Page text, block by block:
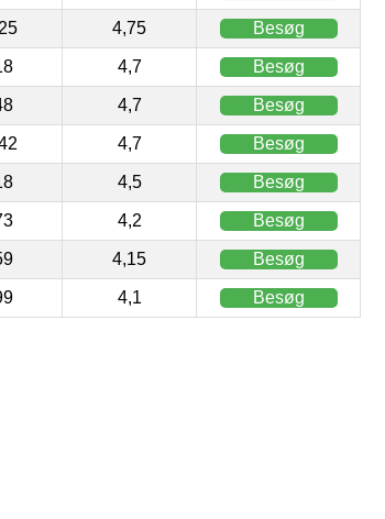
4,75 Besøg
4,7 Besøg
4,7 Besøg
4,7 Besøg
4,5 Besøg
4,2 Besøg
4,15 Besøg
4,1 Besøg